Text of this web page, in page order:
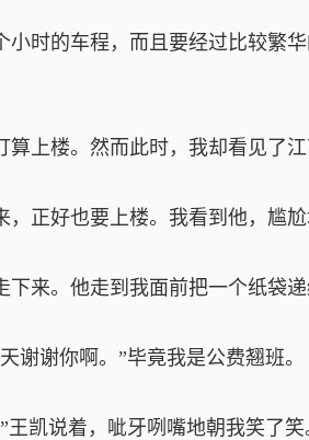
时的车程，而且要经过比较繁
上楼。然而此时，我却看见了江
正好也要上楼。我看到他，尴
来。他走到我面前把一个纸袋
谢你啊。”毕竟我是公费翘班。
凯说着，呲牙咧嘴地朝我笑了笑